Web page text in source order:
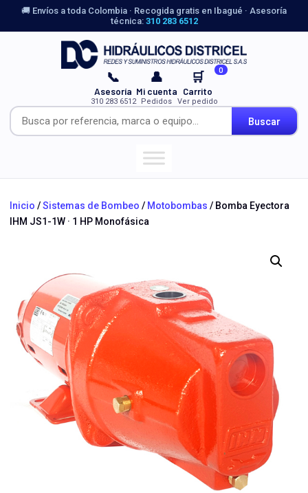
🚚 Envíos a toda Colombia · Recogida gratis en Ibagué · Asesoría
técnica: 310 283 6512
Buscar
📞
Asesoría
310 283 6512
👤
Mi cuenta
Pedidos
🛒 0
Carrito
Ver pedido
Inicio /Sistemas de Bombeo / Motobombas / Bomba Eyectora
IHM JS1-1W · 1 HP Monofásica